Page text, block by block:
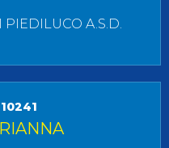
PIEDILUCO A.S.D.